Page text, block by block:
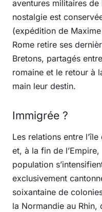
aventures militaires de
nostalgie est
(expédition de
Rome retire ses
Bretons, partagés
romaine et le retour à
main leur destin.
Immigrée ?
Les relations entre
et, à la fin de
population
exclusivement
soixantaine de
la Normandie au